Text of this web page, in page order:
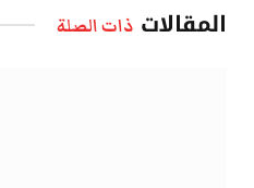
المقالات ذات الصلة